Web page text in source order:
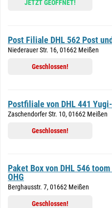
JETZT GEÖFFNET!
Post Filiale DHL 562 Post
Niederauer Str. 16, 01662 Meißen
Geschlossen!
Postfiliale von DHL 441
Zaschendorfer Str. 10, 01662 Meißen
Geschlossen!
Paket Box von DHL 546
OHG
Berghausstr. 7, 01662 Meißen
Geschlossen!